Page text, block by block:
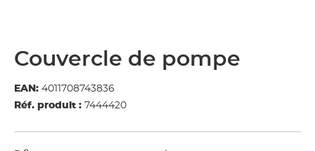
Couvercle de pompe
EAN: 4011708743836
Réf. produit : 7444420